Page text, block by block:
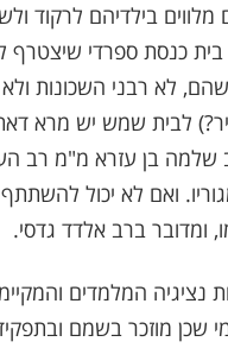
מלווים בילדיהם
כנסת ספרדי שיצטרף
לא רבני השכונות ולא
לבית שמש יש מרא
בן עזרא מ"מ רב
ואם לא יכול
ומדובר ברב אלדד גדסי.
המלמדים
שכן מוזכר בשמם